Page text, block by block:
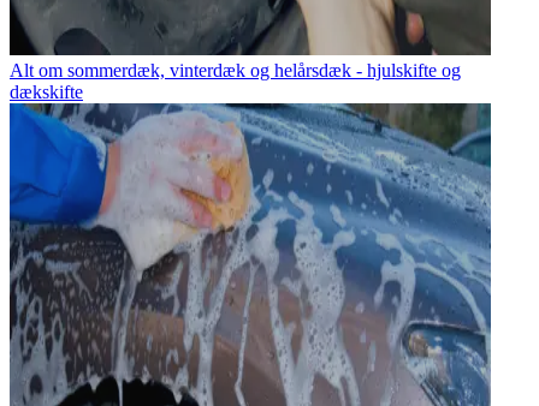
Alt om sommerdæk, vinterdæk og helårsdæk - hjulskifte og
dækskifte